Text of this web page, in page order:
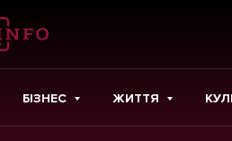
БІЗНЕС ЖИТТЯ